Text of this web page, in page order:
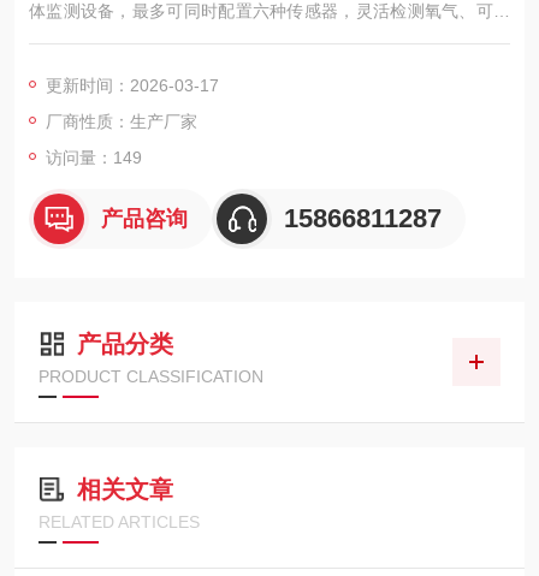
体监测设备，最多可同时配置六种传感器，灵活检测氧气、可燃
气及VOC、氨气、二氧化碳等多种气体。内置强力泵吸系统采样
高防护等级与1.5米耐跌落设计确保恶劣环境下的可靠运行，为工
业安全提供全面保障。
更新时间：2026-03-17
厂商性质：生产厂家
访问量：149
产品咨询 15866811287
产品分类
PRODUCT CLASSIFICATION
相关文章
RELATED ARTICLES